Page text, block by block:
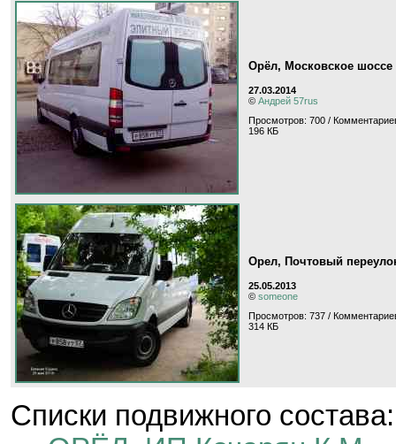
Орёл, Московское шоссе
27.03.2014
© Андрей 57rus
Просмотров: 700 /
196 КБ
Орел, Почтовый
25.05.2013
© someone
Просмотров: 737 /
314 КБ
Cписки подвижного состава: